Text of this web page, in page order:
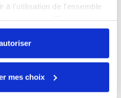
à l'utilisation de l'ensemble
ne souhaitez autoriser que
cliquer sur
mes choix
écrit
par écrit pour
questions sur le